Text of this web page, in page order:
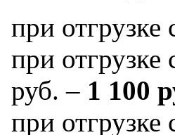
при
при
руб. – 1 100
при